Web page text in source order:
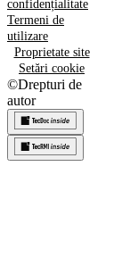
confidențialitate
Termeni de
utilizare
Proprietate site
Setări cookie
©Drepturi de
autor